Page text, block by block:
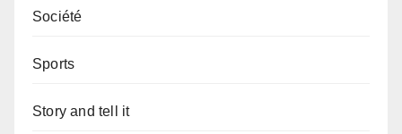
Société
Sports
Story and tell it